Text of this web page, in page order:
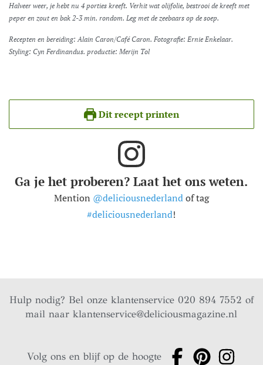
Halveer weer, je hebt nu 4 porties kreeft. Verhit wat olijfolie, bestrooi de kreeft met
peper en zout en bak 2-3 min. rondom. Leg met de zeebaars op de soep.
Recepten en bereiding: Alain Caron/Café Caron. Fotografie: Ernie Enkelaar.
Styling: Cyn Ferdinandus. productie: Merijn Tol
Dit recept printen
Ga je het proberen? Laat het ons weten.
Mention @deliciousnederlandof tag
#deliciousnederland!
Hulp nodig? Bel onze klantenservice 020 894 7552 of
mail naarklantenservice@deliciousmagazine.nl
Volg ons en blijf op de hoogte